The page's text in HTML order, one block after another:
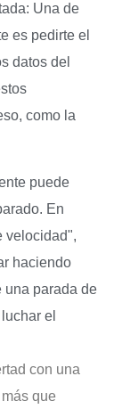
Una de
es pedirte el
datos del
como la
puede
En
velocidad",
haciendo
una parada de
el
con una
que